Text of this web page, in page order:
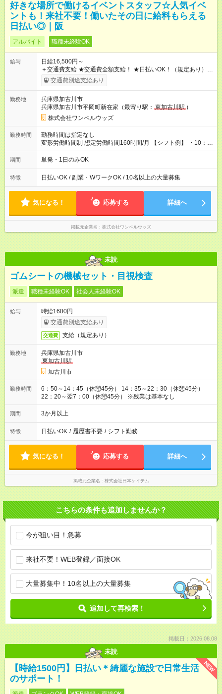
好きな場所で働けるイベントスタッフ☆人気イベ
ントも！来社不要！働いたその日に給料もらえる
日払い◎｜阪
アルバイト 職種未経験OK
給与
日給16,500円～
＋交通費支給 ★交通費全額支給！ ★日払いOK！（規定あり） ┗
働いたその日に現金GET♪ お仕事後はコンビニATMから 日払
交通費別途支給あり
勤務地
兵庫県加古川市
兵庫県加古川市平岡町新在家（最寄り駅： 東加古川駅 ）
株式会社ワンベルウッズ
勤務時間
勤務時間は指定なし
変形労働時間制 想定労働時間160時間/月 【シフト例】 ・10：
00～20：00
期間 単発・1日のみOK
特徴 日払いOK / 副業・WワークOK / 10名以上の大量募集
気になる！ 応募する 詳細へ
掲載元企業名 株式会社ワンベルウッズ
未読
ゴムシートの機械セット・目視検査
派遣 職種未経験OK 社会人未経験OK
給与
時給1600円
交通費別途支給あり
交通費 支給（規定あり）
勤務地
兵庫県加古川市
東加古川駅
加古川市
勤務時間
6：50～14：45（休憩45分） 14：35～22：30（休憩45分）
22：20～翌7：00（休憩45分） ※残業は基本なし
期間 3か月以上
特徴 日払いOK / 履歴書不要 / シフト勤務
気になる！ 応募する 詳細へ
掲載元企業名 株式会社日本ケイテム
こちらの条件も追加しませんか？
今が狙い目！急募
来社不要！WEB登録／面接OK
大量募集中！10名以上の大量募集
追加して再検索！
掲載日：2026.08.08
未読
NEW
【時給1500円】日払い＊綺麗な施設で日常生活
のサポート！